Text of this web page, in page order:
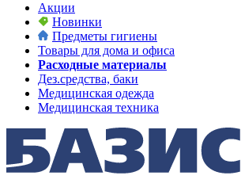
Акции
Новинки
Предметы гигиены
Товары для дома и офиса
Расходные материалы
Дез.средства, баки
Медицинская одежда
Медицинская техника